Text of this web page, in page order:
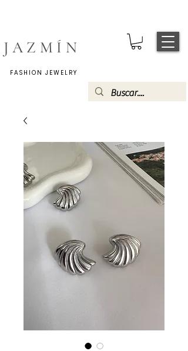
JAZMÍN
FASHION JEWELRY